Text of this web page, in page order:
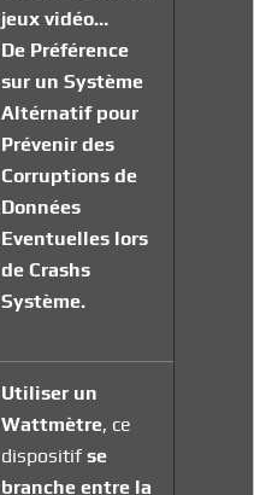
jeux vidéo…
De Préférence
sur un Système
Altérnatif pour
Prévenir des
Corruptions de
Données
Eventuelles lors
de Crashs
Système.
Utiliser un
Wattmètre, ce
dispositifse
branche entre la